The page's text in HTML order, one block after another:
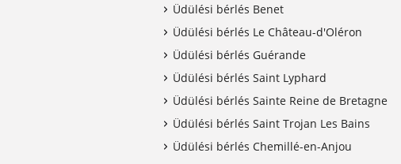
Üdülési bérlés Benet
Üdülési bérlés Le Château-d'Oléron
Üdülési bérlés Guérande
Üdülési bérlés Saint Lyphard
Üdülési bérlés Sainte Reine de Bretagne
Üdülési bérlés Saint Trojan Les Bains
Üdülési bérlés Chemillé-en-Anjou